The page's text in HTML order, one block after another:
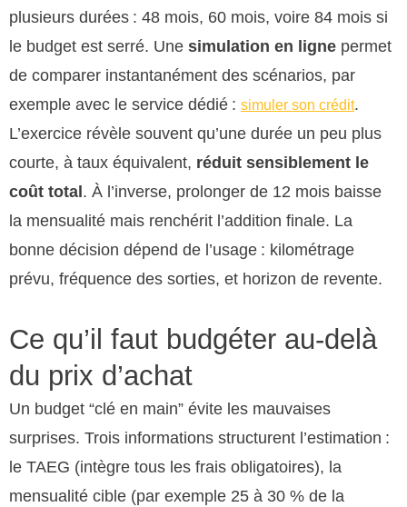
plusieurs durées : 48 mois, 60 mois, voire 84 mois si
le budget est serré. Une simulation en ligne permet
de comparer instantanément des scénarios, par
exemple avec le service dédié : simuler son crédit.
L’exercice révèle souvent qu’une durée un peu plus
courte, à taux équivalent, réduit sensiblement le
coût total. À l’inverse, prolonger de 12 mois baisse
la mensualité mais renchérit l’addition finale. La
bonne décision dépend de l’usage : kilométrage
prévu, fréquence des sorties, et horizon de revente.
Ce qu’il faut budgéter au-delà
du prix d’achat
Un budget “clé en main” évite les mauvaises
surprises. Trois informations structurent l’estimation :
le TAEG (intègre tous les frais obligatoires), la
mensualité cible (par exemple 25 à 30 % de la